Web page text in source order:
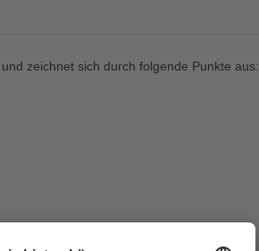
zeichnet sich durch folgende Punkte aus: